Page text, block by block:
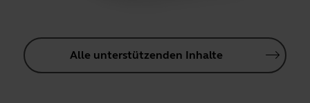
Alle unterstützenden Inhalte